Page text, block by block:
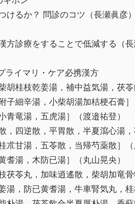
けるか？ 問診のコツ（長瀬眞彦）
方診療をすることで低減する（長
ライマリ・ケア必携漢方
胡桂枝乾姜湯，補中益気湯，茯苓
子細辛湯，小柴胡湯加桔梗石膏］
青竜湯，五虎湯］（渡邉祐登）
，四逆散，平胃散，半夏瀉心湯，
朮甘湯，五苓散，当帰芍薬散］（
耆湯，木防已湯］（丸山晃央）
茯苓丸，加味逍遙散，柴胡加竜骨
湯，防已黄耆湯，牛車腎気丸，